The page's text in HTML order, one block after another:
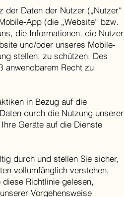
der Daten der Nutzer („Nutzer“
App (die „Website“ bzw.
die Informationen, die Nutzer
und/oder unseres Mobile-
stellen, zu schützen. Des
anwendbarem Recht zu
in Bezug auf die
durch die Nutzung unserer
Geräte auf die Dienste
durch und stellen Sie sicher,
vollumfänglich verstehen,
Richtlinie gelesen,
Vorgehensweise